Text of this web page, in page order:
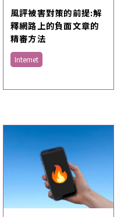
風評被害對策的前提:解
釋網路上的負面文章的
精審方法
Internet